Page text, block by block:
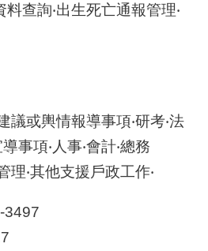
查詢‧出生死亡通報管理‧
議或輿情報導事項‧研考‧法
事項‧人事‧會計‧總務
理‧其他支援戶政工作‧
3497